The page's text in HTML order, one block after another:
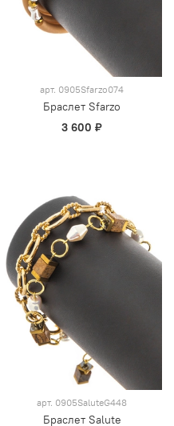
арт. 0905Sfarzo074
Браслет Sfarzo
3 600 ₽
арт. 0905SaluteG448
Браслет Salute